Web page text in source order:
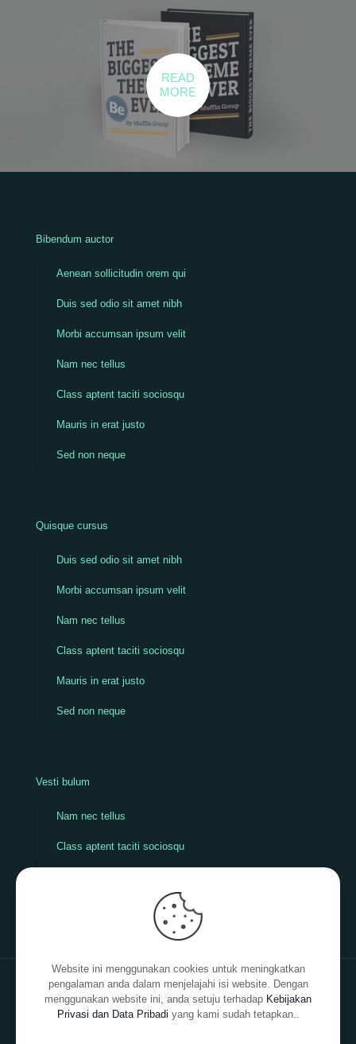
READ
MORE
Bibendum auctor
Aenean sollicitudin orem qui
Duis sed odio sit amet nibh
Morbi accumsan ipsum velit
Nam nec tellus
Class aptent taciti sociosqu
Mauris in erat justo
Sed non neque
Quisque cursus
Duis sed odio sit amet nibh
Morbi accumsan ipsum velit
Nam nec tellus
Class aptent taciti sociosqu
Mauris in erat justo
Sed non neque
Vesti bulum
Nam nec tellus
Class aptent taciti sociosqu
Muffin group
| All Rights Reserved |
Website ini menggunakan cookies untuk meningkatkan
pengalaman anda dalam menjelajahi isi website. Dengan
menggunakan website ini, anda setuju terhadap Kebijakan
Privasi dan Data Pribadi yang kami sudah tetapkan..